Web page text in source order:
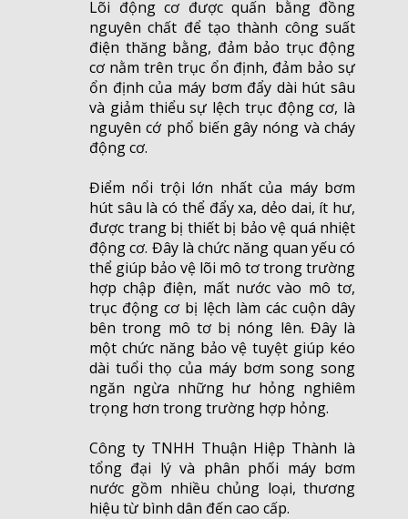
Lõi động cơ được quấn bằng đồng
nguyên chất để tạo thành công suất
điện thăng bằng, đảm bảo trục động
cơ nằm trên trục ổn định, đảm bảo sự
ổn định của máy bơm đẩy dài hút sâu
và giảm thiểu sự lệch trục động cơ, là
nguyên cớ phổ biến gây nóng và cháy
động cơ.
Điểm nổi trội lớn nhất của máy bơm
hút sâu là có thể đẩy xa, dẻo dai, ít hư,
được trang bị thiết bị bảo vệ quá nhiệt
động cơ. Đây là chức năng quan yếu có
thể giúp bảo vệ lõi mô tơ trong trường
hợp chập điện, mất nước vào mô tơ,
trục động cơ bị lệch làm các cuộn dây
bên trong mô tơ bị nóng lên. Đây là
một chức năng bảo vệ tuyệt giúp kéo
dài tuổi thọ của máy bơm song song
ngăn ngừa những hư hỏng nghiêm
trọng hơn trong trường hợp hỏng.
Công ty TNHH Thuận Hiệp Thành là
tổng đại lý và phân phối máy bơm
nước gồm nhiều chủng loại, thương
hiệu từ bình dân đến cao cấp.